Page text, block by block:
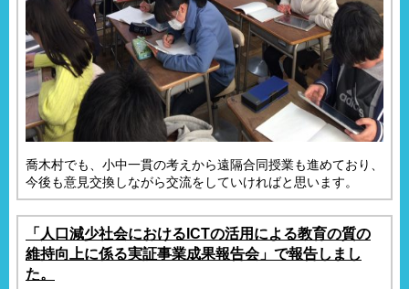
喬木村でも、小中一貫の考えから遠隔合同授業も進めており、
今後も意見交換しながら交流をしていければと思います。
「人口減少社会におけるICTの活用による教育の質の
維持向上に係る実証事業成果報告会」で報告しまし
た。